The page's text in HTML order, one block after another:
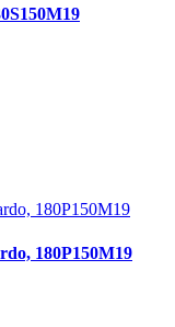
180P150M19